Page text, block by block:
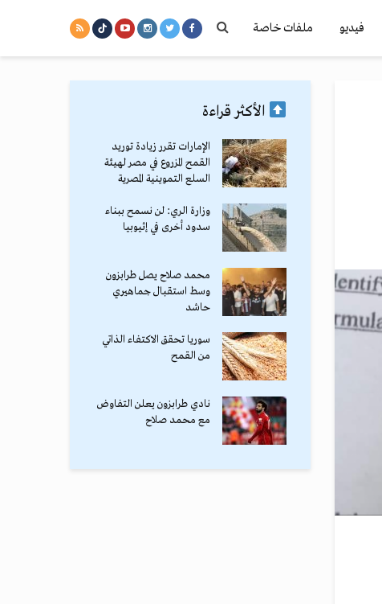
فيديو ملفات خاصة
الأكثر قراءة
الإمارات تقرر زيادة توريد
القمح المزروع في مصر لهيئة
السلع التموينية المصرية
وزارة الري: لن نسمح ببناء
سدود أخرى في إثيوبيا
محمد صلاح يصل طرابزون
وسط استقبال جماهيري
حاشد
سوريا تحقق الاكتفاء الذاتي
من القمح
نادي طرابزون يعلن التفاوض
مع محمد صلاح